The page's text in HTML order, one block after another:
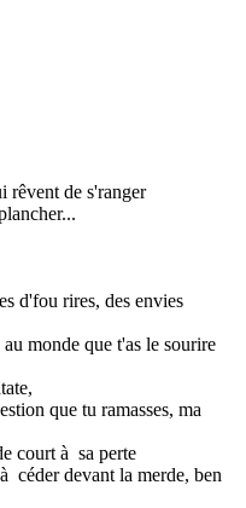
rêvent de s'ranger
d'fou rires, des envies
monde que t'as le sourire
que tu ramasses, ma
court à sa perte
céder devant la merde, ben